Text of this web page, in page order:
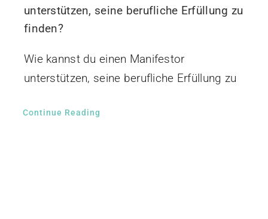
unterstützen, seine berufliche Erfüllung zu
finden?
Wie kannst du einen Manifestor
unterstützen, seine berufliche Erfüllung zu
Continue Reading